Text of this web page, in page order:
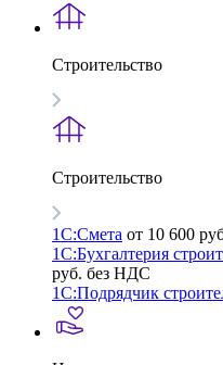
Строительство
Строительство
1С:Смета от 10 600
1С:Бухгалтерия
руб. без НДС
1С:Подрядчик